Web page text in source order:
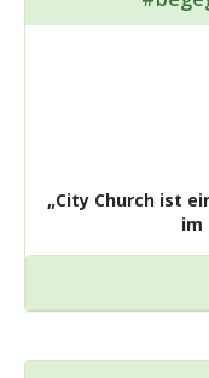
„City Church ist
im